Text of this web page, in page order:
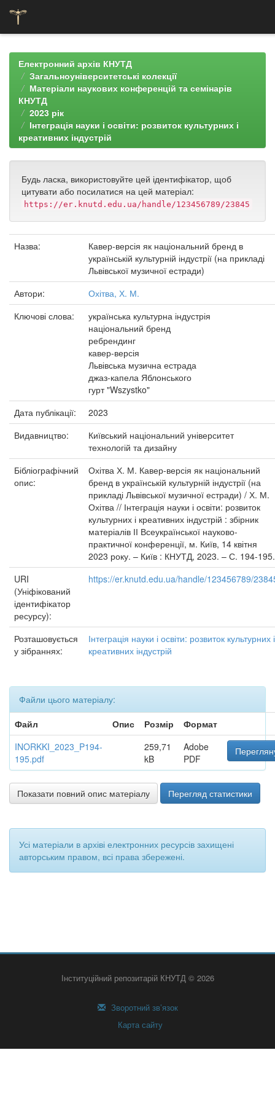
navigationЕлектронний архів КНУТД
Загальноуніверситетські колекції
Матеріали наукових конференцій та семінарів
КНУТД
2023 рік
Інтеграція науки і освіти: розвиток культурних і
креативних індустрій
Будь ласка, використовуйте цей ідентифікатор, щоб
цитувати або посилатися на цей матеріал:
https://er.knutd.edu.ua/handle/123456789/23845
Назва:
Кавер-версія як національний бренд в
українській культурній індустрії (на прикладі
Львівської музичної естради)
Автори:
Охітва, Х. М.
Ключові слова:
українська культурна індустрія
національний бренд
ребрендинг
кавер-версія
Львівська музична естрада
джаз-капела Яблонського
гурт "Wszystko"
Дата публікації:
2023
Видавництво:
Київський національний університет
технологій та дизайну
Бібліографічний
опис:
Охітва Х. М. Кавер-версія як національний
бренд в українській культурній індустрії (на
прикладі Львівської музичної естради) / Х. М.
Охітва // Інтеграція науки і освіти: розвиток
культурних і креативних індустрій : збірник
матеріалів ІІ Всеукраїнської науково-
практичної конференції, м. Київ, 14 квітня
2023 року. – Київ : КНУТД, 2023. – С. 194-195.
URI
(Уніфікований
ідентифікатор
ресурсу):
https://er.knutd.edu.ua/handle/123456789/
Розташовується
у зібраннях:
Інтеграція науки і освіти: розвиток культурних і
креативних індустрій
Файли цього матеріалу:
Файл
Опис Розмір
Формат
INORKKI_2023_P194-
195.pdf
259,71
kB
Adobe
PDF
Показати повний опис матеріалу Перегляд статистики
Усі матеріали в архіві електронних ресурсів захищені
авторським правом, всі права збережені.
Інституційний репозитарій КНУТД © 2026
Зворотний зв’язок
Карта сайту